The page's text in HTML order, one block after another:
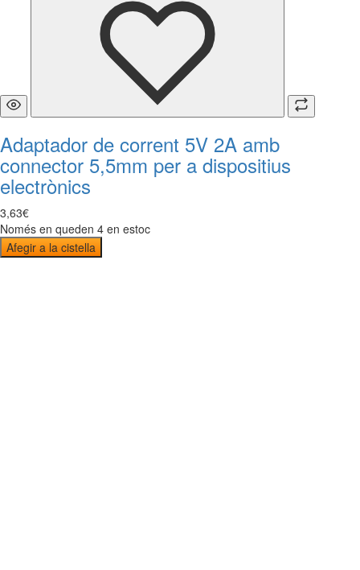
Adaptador de corrent 5V 2A amb
connector 5,5mm per a dispositius
electrònics
3,63€
Només en queden 4 en estoc
Afegir a la cistella